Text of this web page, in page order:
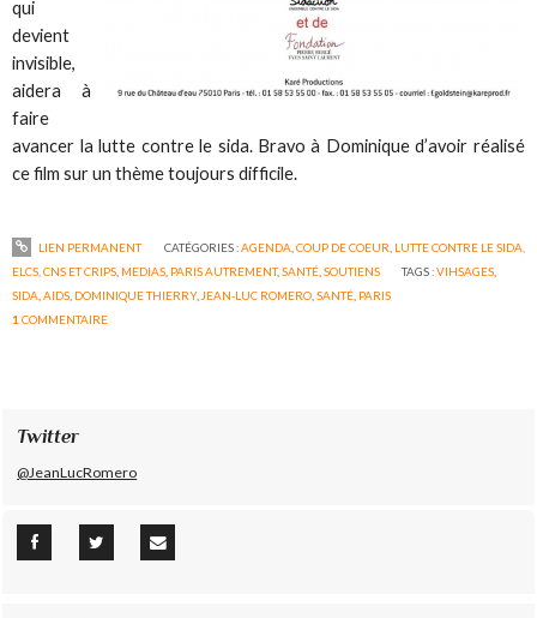
qui
devient
invisible,
aidera à
faire
avancer la lutte contre le sida. Bravo à Dominique d’avoir réalisé
ce film sur un thème toujours difficile.
LIEN PERMANENT CATÉGORIES :AGENDA COUP DE COEUR LUTTE CONTRE LE SIDA,
ELCS, CNS ET CRIPS MEDIAS PARIS AUTREMENT,SANTÉ ,SOUTIENS TAGS :VIHSAGES
SIDA ,AIDS DOMINIQUE THIERRY, JEAN-LUC ROMERO ,SANTÉ PARIS
1 COMMENTAIRE
Twitter
@JeanLucRomero